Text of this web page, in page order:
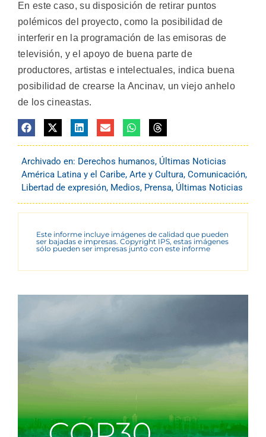
En este caso, su disposición de retirar puntos
polémicos del proyecto, como la posibilidad de
interferir en la programación de las emisoras de
televisión, y el apoyo de buena parte de
productores, artistas e intelectuales, indica buena
posibilidad de crearse la Ancinav, un viejo anhelo
de los cineastas.
Archivado en: Derechos humanos, Últimas Noticias
América Latina y el Caribe, Arte y Cultura, Comunicación,
Libertad de expresión, Medios, Prensa, Últimas Noticias
Este informe incluye imágenes de calidad que pueden
ser bajadas e impresas. Copyright IPS, estas imágenes
sólo pueden ser impresas junto con este informe